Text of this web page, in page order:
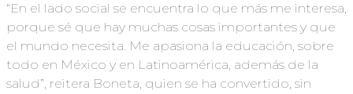
“En el lado social se encuentra lo que más me interesa,
porque sé que hay muchas cosas importantes y que
el mundo necesita. Me apasiona la educación, sobre
todo en México y en Latinoamérica, además de la
salud”, reitera Boneta, quien se ha convertido, sin